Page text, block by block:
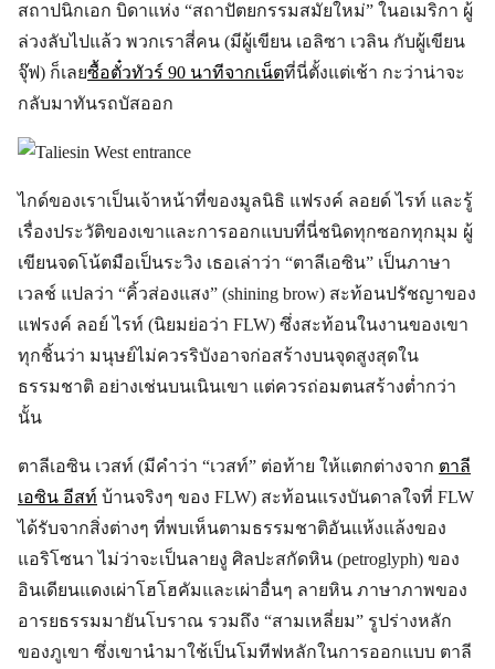
สถาปนิกเอก บิดาแห่ง “สถาปัตยกรรมสมัยใหม่” ในอเมริกา ผู้
ล่วงลับไปแล้ว พวกเราสี่คน (มีผู้เขียน เอลิซา เวลิน กับผู้เขียน
จุ๊ฟ) ก็เลยซื้อตั๋วทัวร์ 90 นาทีจากเน็ตที่นี่ตั้งแต่เช้า กะว่าน่าจะ
กลับมาทันรถบัสออก
ไกด์ของเราเป็นเจ้าหน้าที่ของมูลนิธิ แฟรงค์ ลอยด์ ไรท์ และรู้
เรื่องประวัติของเขาและการออกแบบที่นี่ชนิดทุกซอกทุกมุม ผู้
เขียนจดโน้ตมือเป็นระวิง เธอเล่าว่า “ตาลีเอซิน” เป็นภาษา
เวลช์ แปลว่า “คิ้วส่องแสง” (shining brow) สะท้อนปรัชญาของ
แฟรงค์ ลอย์ ไรท์ (นิยมย่อว่า FLW) ซึ่งสะท้อนในงานของเขา
ทุกชิ้นว่า มนุษย์ไม่ควรริบังอาจก่อสร้างบนจุดสูงสุดใน
ธรรมชาติ อย่างเช่นบนเนินเขา แต่ควรถ่อมตนสร้างต่ำกว่า
นั้น
ตาลีเอซิน เวสท์ (มีคำว่า “เวสท์” ต่อท้าย ให้แตกต่างจาก ตาลี
เอซิน อีสท์ บ้านจริงๆ ของ FLW) สะท้อนแรงบันดาลใจที่ FLW
ได้รับจากสิ่งต่างๆ ที่พบเห็นตามธรรมชาติอันแห้งแล้งของ
แอริโซนา ไม่ว่าจะเป็นลายงู ศิลปะสกัดหิน (petroglyph) ของ
อินเดียนแดงเผ่าโฮโฮคัมและเผ่าอื่นๆ ลายหิน ภาษาภาพของ
อารยธรรมมายันโบราณ รวมถึง “สามเหลี่ยม” รูปร่างหลัก
ของภูเขา ซึ่งเขานำมาใช้เป็นโมทีฟหลักในการออกแบบ ตาลี